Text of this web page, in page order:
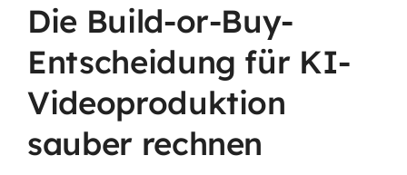
Die Build-or-Buy-
Entscheidung für KI-
Videoproduktion
sauber rechnen